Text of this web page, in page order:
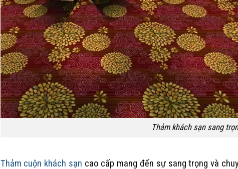
Thảm khách sạn sang
Thảm cuộn khách sạn cao cấp mang đến sự sang trọng và